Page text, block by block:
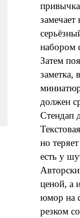
набором
Затем
заметка,
должен
Стендап
но
есть у
ценой, а
юмор на
резком